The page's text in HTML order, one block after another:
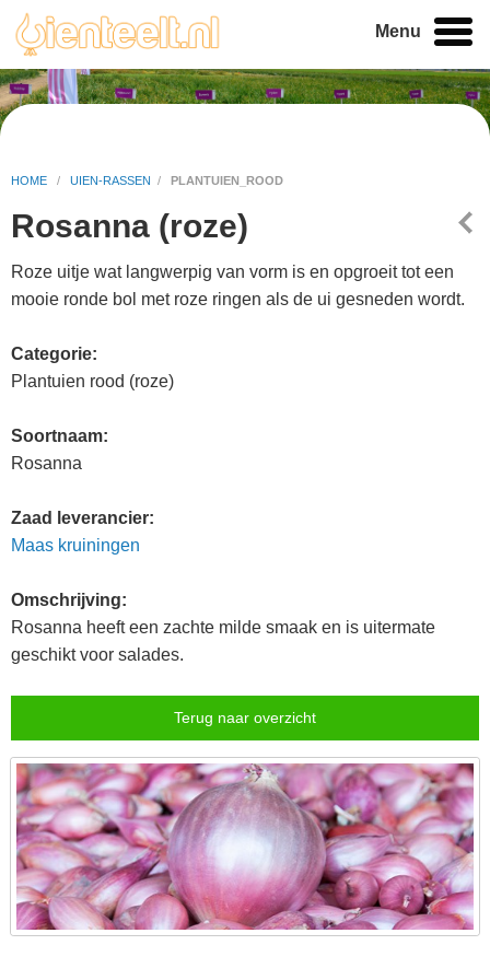
Menu
HOME / UIEN-RASSEN / PLANTUIEN_ROOD
Rosanna (roze)
Roze uitje wat langwerpig van vorm is en opgroeit tot een
mooie ronde bol met roze ringen als de ui gesneden wordt.
Categorie:
Plantuien rood (roze)
Soortnaam:
Rosanna
Zaad leverancier:
Maas kruiningen
Omschrijving:
Rosanna heeft een zachte milde smaak en is uitermate
geschikt voor salades.
Terug naar overzicht